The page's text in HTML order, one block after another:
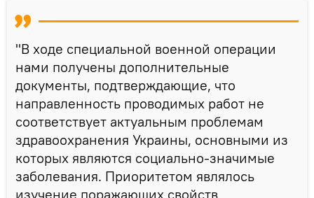
"В ходе специальной военной операции
нами получены дополнительные
документы, подтверждающие, что
направленность проводимых работ не
соответствует актуальным проблемам
здравоохранения Украины, основными из
которых являются социально-значимые
заболевания. Приоритетом являлось
изучение поражающих свойств